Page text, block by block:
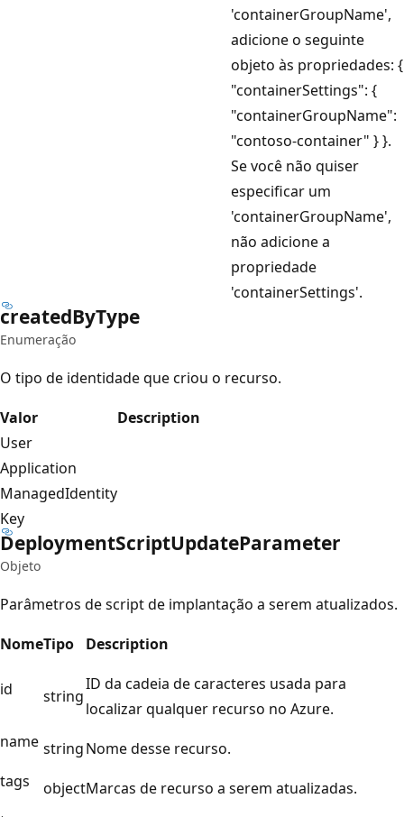
'containerGroupName',
adicione o seguinte
objeto às propriedades: {
"containerSettings": {
"containerGroupName":
"contoso-container" } }.
Se você não quiser
especificar um
'containerGroupName',
não adicione a
propriedade
'containerSettings'.
createdByType
Enumeração
O tipo de identidade que criou o recurso.
Valor
Description
User
Application
ManagedIdentity
Key
DeploymentScriptUpdateParameter
Objeto
Parâmetros de script de implantação a serem atualizados.
NomeTipo Description
id string
ID da cadeia de caracteres usada para
localizar qualquer recurso no Azure.
name stringNome desse recurso.
tags
objectMarcas de recurso a serem atualizadas.